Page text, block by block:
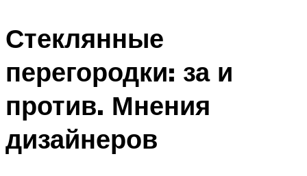
Стеклянные
перегородки: за и
против. Мнения
дизайнеров